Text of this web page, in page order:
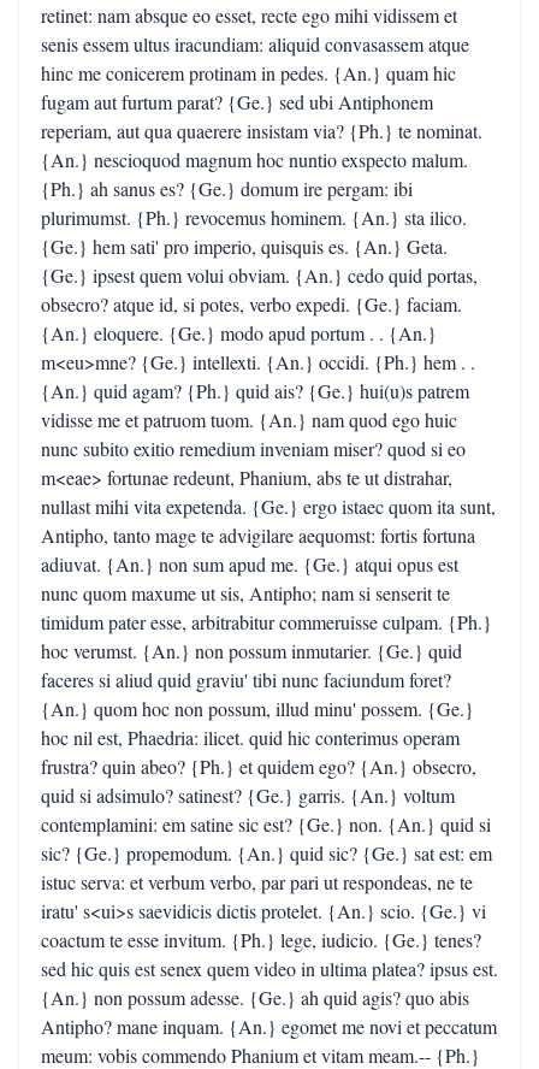
retinet: nam absque eo esset, recte ego mihi vidissem et
senis essem ultus iracundiam: aliquid convasassem atque
hinc me conicerem protinam in pedes. {An.} quam hic
fugam aut furtum parat? {Ge.} sed ubi Antiphonem
reperiam, aut qua quaerere insistam via? {Ph.} te nominat.
{An.} nescioquod magnum hoc nuntio exspecto malum.
{Ph.} ah sanus es? {Ge.} domum ire pergam: ibi
plurimumst. {Ph.} revocemus hominem. {An.} sta ilico.
{Ge.} hem sati' pro imperio, quisquis es. {An.} Geta.
{Ge.} ipsest quem volui obviam. {An.} cedo quid portas,
obsecro? atque id, si potes, verbo expedi. {Ge.} faciam.
{An.} eloquere. {Ge.} modo apud portum . . {An.}
m<eu>mne? {Ge.} intellexti. {An.} occidi. {Ph.} hem . .
{An.} quid agam? {Ph.} quid ais? {Ge.} hui(u)s patrem
vidisse me et patruom tuom. {An.} nam quod ego huic
nunc subito exitio remedium inveniam miser? quod si eo
m<eae> fortunae redeunt, Phanium, abs te ut distrahar,
nullast mihi vita expetenda. {Ge.} ergo istaec quom ita sunt,
Antipho, tanto mage te advigilare aequomst: fortis fortuna
adiuvat. {An.} non sum apud me. {Ge.} atqui opus est
nunc quom maxume ut sis, Antipho; nam si senserit te
timidum pater esse, arbitrabitur commeruisse culpam. {Ph.}
hoc verumst. {An.} non possum inmutarier. {Ge.} quid
faceres si aliud quid graviu' tibi nunc faciundum foret?
{An.} quom hoc non possum, illud minu' possem. {Ge.}
hoc nil est, Phaedria: ilicet. quid hic conterimus operam
frustra? quin abeo? {Ph.} et quidem ego? {An.} obsecro,
quid si adsimulo? satinest? {Ge.} garris. {An.} voltum
contemplamini: em satine sic est? {Ge.} non. {An.} quid si
sic? {Ge.} propemodum. {An.} quid sic? {Ge.} sat est: em
istuc serva: et verbum verbo, par pari ut respondeas, ne te
iratu' s<ui>s saevidicis dictis protelet. {An.} scio. {Ge.} vi
coactum te esse invitum. {Ph.} lege, iudicio. {Ge.} tenes?
sed hic quis est senex quem video in ultima platea? ipsus est.
{An.} non possum adesse. {Ge.} ah quid agis? quo abis
Antipho? mane inquam. {An.} egomet me novi et peccatum
meum: vobis commendo Phanium et vitam meam.-- {Ph.}